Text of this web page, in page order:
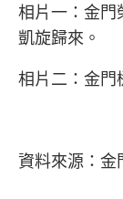
相片一：金門
凱旋歸來。
相片二：金門
資料來源：金